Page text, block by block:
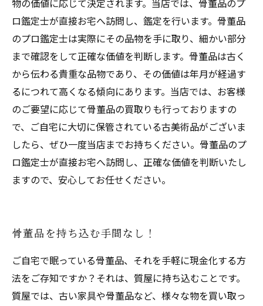
物の価値に応じて決定されます。当店では、骨董品のプ
ロ鑑定士が直接お宅へ訪問し、鑑定を行います。骨董品
のプロ鑑定士は実際にその品物を手に取り、細かい部分
まで確認をして正確な価値を判断します。骨董品は古く
から伝わる貴重な品物であり、その価値は年月が経過す
るにつれて高くなる傾向にあります。当店では、お客様
のご要望に応じて骨董品の買取りも行っておりますの
で、ご自宅に大切に保管されている古美術品がございま
したら、ぜひ一度当店までお持ちください。骨董品のプ
ロ鑑定士が直接お宅へ訪問し、正確な価値を判断いたし
ますので、安心してお任せください。
骨董品を持ち込む手間なし！
ご自宅で眠っている骨董品、それを手軽に現金化する方
法をご存知ですか？それは、質屋に持ち込むことです。
質屋では、古い家具や骨董品など、様々な物を買い取っ